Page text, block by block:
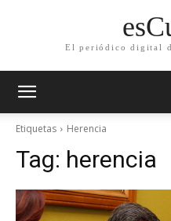
El periódico digital
Etiquetas Herencia
Tag: herencia